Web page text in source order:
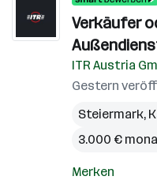
Verkäufer
ITR Austria
Gestern
Steiermark,
3.000 €
Merken